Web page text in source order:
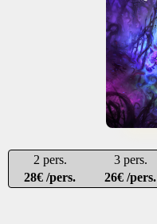
2 pers. 3 pers.
28€ /pers.
26€ /pers.